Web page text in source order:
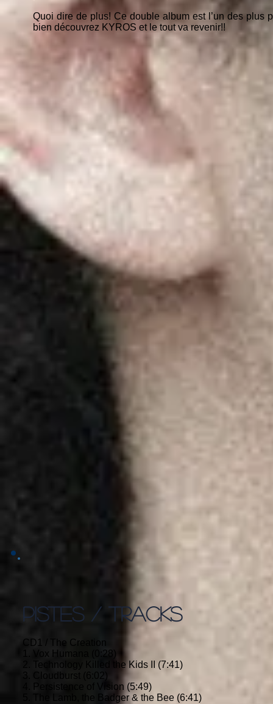
Quoi dire de plus! Ce double album est l’un des plus
bien découvrez KYROS et le tout va revenir!!
PISTES / TRACKS
CD1 / The Creation
1. Vox Humana (0:28)
2. Technology Killed the Kids II (7:41)
3. Cloudburst (6:02)
4. Persistence of Vision (5:49)
5. The Lamb, the Badger & the Bee (6:41)